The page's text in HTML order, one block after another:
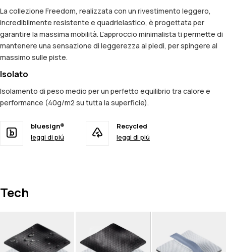
La collezione Freedom, realizzata con un rivestimento leggero,
incredibilmente resistente e quadrielastico, è progettata per
garantire la massima mobilità. L'approccio minimalista ti permette di
mantenere una sensazione di leggerezza ai piedi, per spingere al
massimo sulle piste.
Isolato
Isolamento di peso medio per un perfetto equilibrio tra calore e
performance (40g/m2 su tutta la superficie).
bluesign®
leggi di piú
Recycled
leggi di piú
Tech